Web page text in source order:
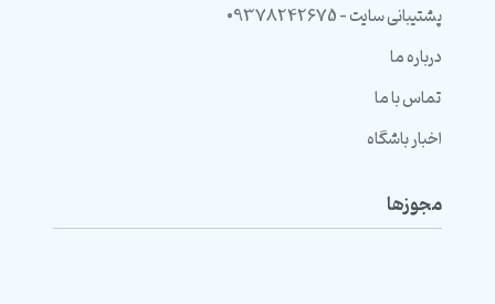
پشتیبانی سایت - 09378242675
درباره ما
تماس با ما
اخبار باشگاه
مجوزها